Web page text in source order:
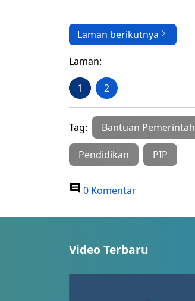
Laman berikutnya
Laman:
1 2
Tag: Bantuan Pemerintah
Pendidikan PIP
0 Komentar
Video Terbaru